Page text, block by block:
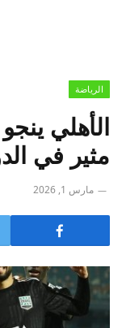
الرياضة
الأهلي
مثير في
مارس 1, 2026